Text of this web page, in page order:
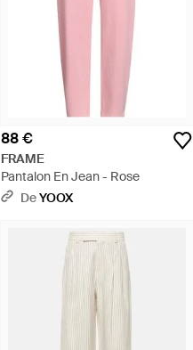
88 €
FRAME
Pantalon En Jean - Rose
DeYOOX